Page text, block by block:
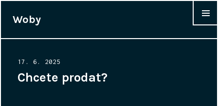
Woby
Posted
on
17. 6. 2025
Chcete prodat?